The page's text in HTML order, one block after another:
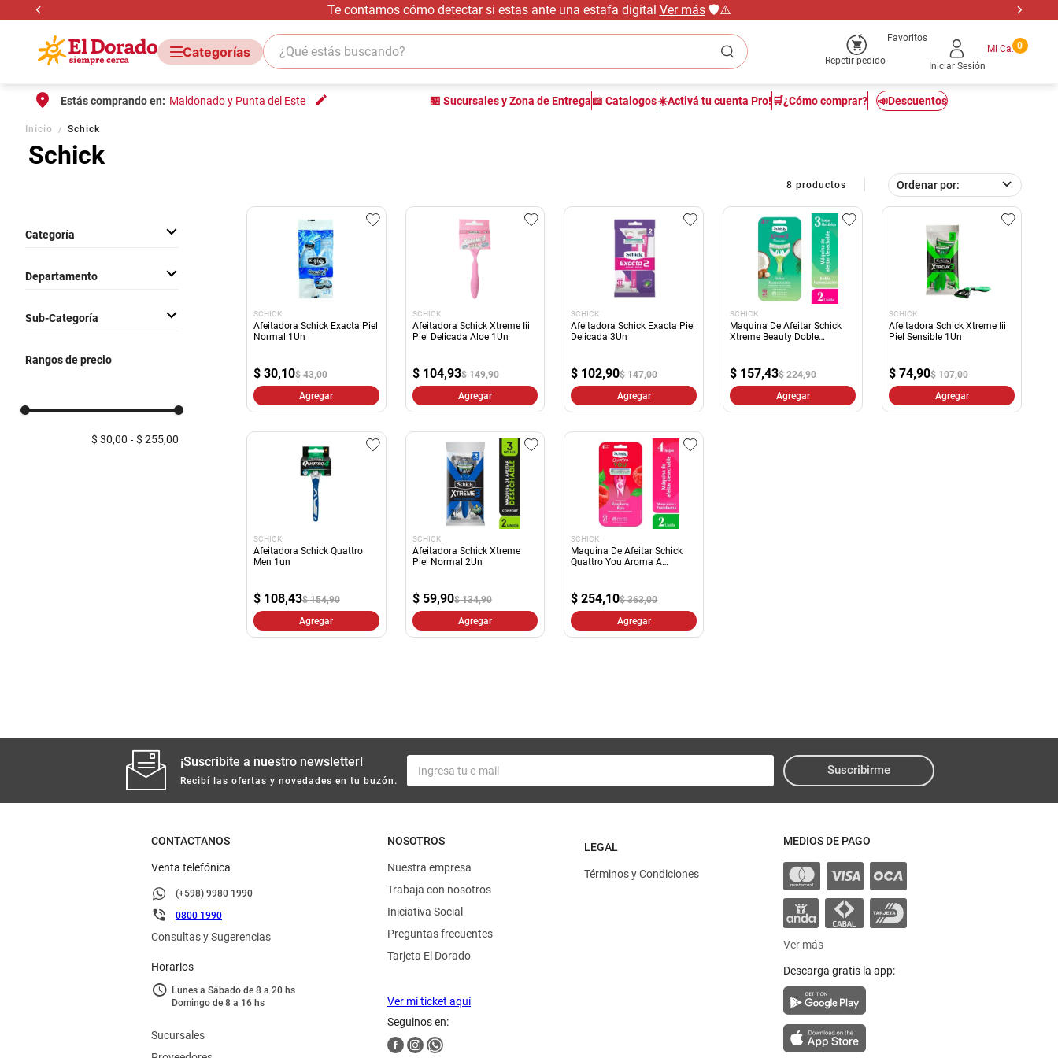
Te contamos cómo detectar si estas ante una estafa digital Ver más🛡️⚠️
¿Qué estás buscando?
Repetir pedido
Favoritos
Iniciar Sesión
0
Estás comprando en: Maldonado y Punta del Este 🏪 Sucursales y Zona de Entrega📖 Catalogos☀️Activá tu cuenta Pro! 🛒¿Cómo comprar? 📣Descuentos
Inicio Schick
Schick
8 productos Ordenar por
Departamento
Categoría
Sub-Categoría
Depilación
Rangos de precio
$ 30,00 $ 255,00
SCHICK
Afeitadora Schick Exacta Piel
Normal 1Un
$ 30,10$ 43,00
Agregar
SCHICK
Afeitadora Schick Xtreme Iii
Piel Delicada Aloe 1Un
$ 104,93$ 149,90
Agregar
SCHICK
Afeitadora Schick Exacta Piel
Delicada 3Un
$ 102,90$ 147,00
Agregar
SCHICK
Maquina De Afeitar Schick
Xtreme Beauty Doble
$ 157,43$ 224,90
Agregar
SCHICK
Afeitadora Schick Xtreme Iii
Piel Sensible 1Un
$ 74,90$ 107,00
Agregar
SCHICK
Afeitadora Schick Quattro
Men 1un
$ 108,43$ 154,90
Agregar
SCHICK
Afeitadora Schick Xtreme
Piel Normal 2Un
$ 59,90$ 134,90
Agregar
SCHICK
Maquina De Afeitar Schick
Quattro You Aroma A
$ 254,10$ 363,00
Agregar
¡Suscribite a nuestro newsletter!
Recibí las ofertas y novedades en tu buzón.
Suscribirme
CONTACTANOS
Venta telefónica
(+598) 9980 1990
0800 1990
Consultas y Sugerencias
Horarios
Lunes a Sábado de 8 a 20 hs
Domingo de 8 a 16 hs
Sucursales
NOSOTROS
Nuestra empresa
Trabaja con nosotros
Iniciativa Social
Preguntas frecuentes
Tarjeta El Dorado
Ver mi ticket aquí
Seguinos en:
LEGAL
Términos y Condiciones
MEDIOS DE PAGO
Ver más
Descarga gratis la app:
1. carne carnicería
5
bondiola
fideos
harina